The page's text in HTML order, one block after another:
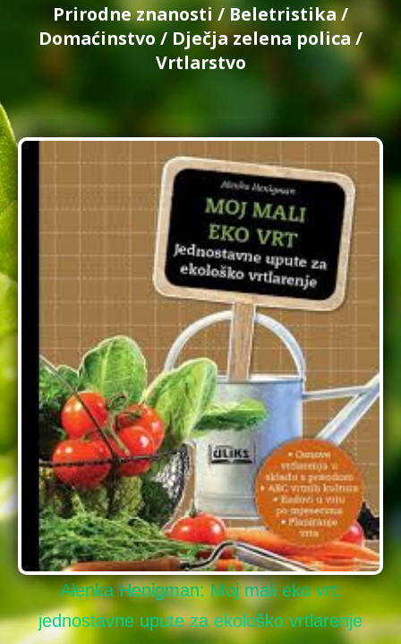
Prirodne znanosti / Beletristika/
Domaćinstvo / Dječja zelena polica /
Vrtlarstvo